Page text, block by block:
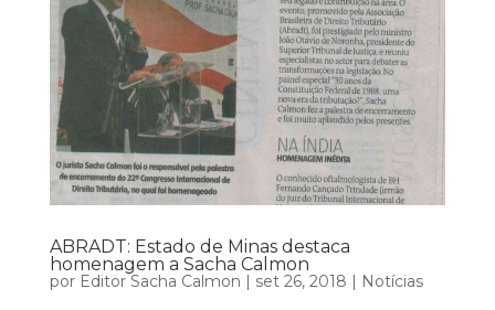
ABRADT: Estado de Minas destaca
homenagem a Sacha Calmon
por Editor Sacha Calmon | set 26, 2018 | Notícias